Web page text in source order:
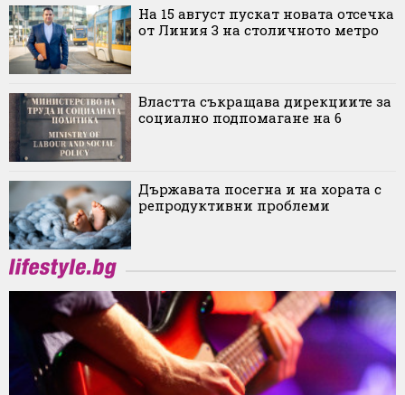
На 15 август пускат новата отсечка
от Линия 3 на столичното метро
Властта съкращава дирекциите за
социално подпомагане на 6
Държавата посегна и на хората с
репродуктивни проблеми